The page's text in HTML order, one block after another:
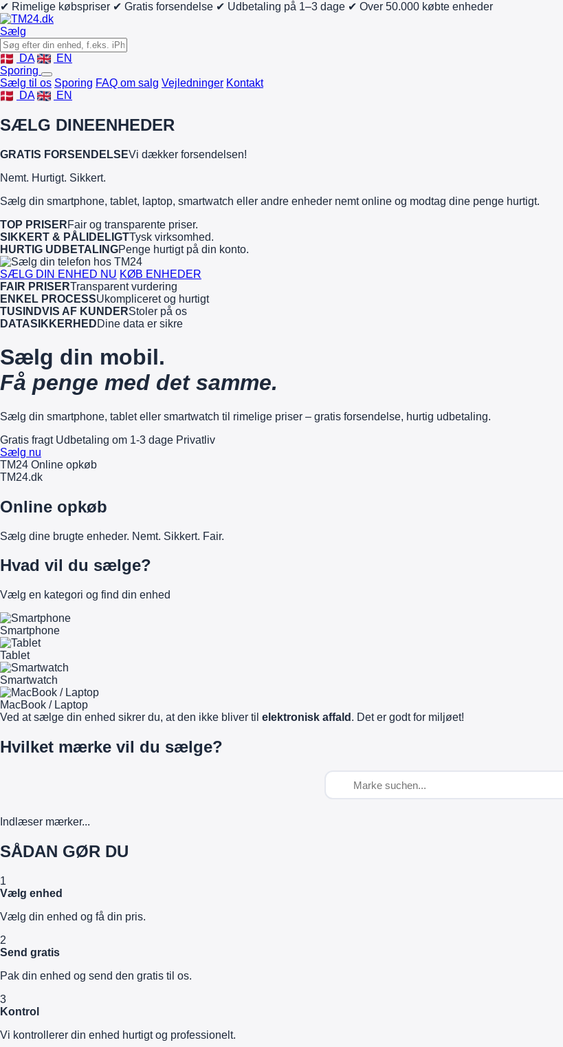
✔ Rimelige købspriser ✔ Gratis forsendelse ✔ Udbetaling på 1–3 dage ✔ Over 50.000 købte enheder
Sælg
DA
EN
Sporing
Sælg til os Sporing FAQ om salg Vejledninger Kontakt
DA
EN
SÆLG DINEENHEDER
GRATIS FORSENDELSEVi dækker forsendelsen!
Nemt. Hurtigt. Sikkert.
Sælg din smartphone, tablet, laptop, smartwatch eller andre enheder nemt online og modtag dine penge hurtigt.
TOP PRISERFair og transparente priser.
SIKKERT & PÅLIDELIGTTysk virksomhed.
HURTIG UDBETALINGPenge hurtigt på din konto.
SÆLG DIN ENHED NU KØB ENHEDER
FAIR PRISERTransparent vurdering
ENKEL PROCESSUkompliceret og hurtigt
TUSINDVIS AF KUNDERStoler på os
DATASIKKERHEDDine data er sikre
Sælg din mobil.
Få penge med det samme.
Sælg din smartphone, tablet eller smartwatch til rimelige priser – gratis forsendelse, hurtig udbetaling.
Gratis fragt Udbetaling om 1-3 dage Privatliv
Sælg nu
TM24 Online opkøb
TM24.dk
Online opkøb
Sælg dine brugte enheder. Nemt. Sikkert. Fair.
Hvad vil du sælge?
Vælg en kategori og find din enhed
Smartphone
Tablet
Smartwatch
MacBook / Laptop
Ved at sælge din enhed sikrer du, at den ikke bliver til elektronisk affald . Det er godt for miljøet!
Hvilket mærke vil du sælge?
Indlæser mærker...
SÅDAN GØR DU
1
Vælg enhed
Vælg din enhed og få din pris.
2
Send gratis
Pak din enhed og send den gratis til os.
3
Kontrol
Vi kontrollerer din enhed hurtigt og professionelt.